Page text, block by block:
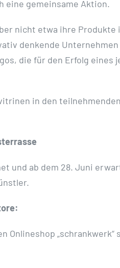
eine gemeinsame Aktion.
nicht etwa ihre
denkende
die für den Erfolg
in den
und ab dem 28. Juni